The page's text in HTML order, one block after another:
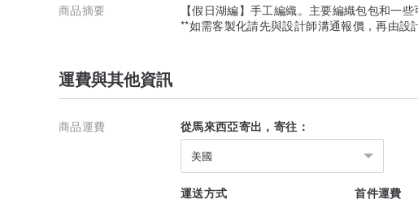
商品摘要
【假日湖編】手工編織。主要編織包包和一
**如需客製化請先與設計師溝通報價，再由設
運費與其他資訊
商品運費 從馬來西亞寄出，寄往：
美國
運送方式 首件運費